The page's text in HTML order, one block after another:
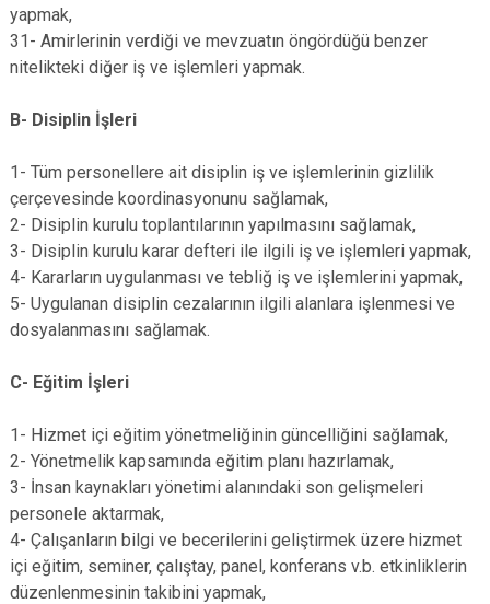
yapmak,
31- Amirlerinin verdiği ve mevzuatın öngördüğü benzer
nitelikteki diğer iş ve işlemleri yapmak.
B- Disiplin İşleri
1- Tüm personellere ait disiplin iş ve işlemlerinin gizlilik
çerçevesinde koordinasyonunu sağlamak,
2- Disiplin kurulu toplantılarının yapılmasını sağlamak,
3- Disiplin kurulu karar defteri ile ilgili iş ve işlemleri yapmak,
4- Kararların uygulanması ve tebliğ iş ve işlemlerini yapmak,
5- Uygulanan disiplin cezalarının ilgili alanlara işlenmesi ve
dosyalanmasını sağlamak.
C- Eğitim İşleri
1- Hizmet içi eğitim yönetmeliğinin güncelliğini sağlamak,
2- Yönetmelik kapsamında eğitim planı hazırlamak,
3- İnsan kaynakları yönetimi alanındaki son gelişmeleri
personele aktarmak,
4- Çalışanların bilgi ve becerilerini geliştirmek üzere hizmet
içi eğitim, seminer, çalıştay, panel, konferans v.b. etkinliklerin
düzenlenmesinin takibini yapmak,